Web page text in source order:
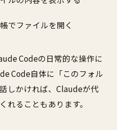
でファイルを開く
Codeの日常的な操作に
Code自体に「このフォル
しかければ、Claudeが代
れることもあります。